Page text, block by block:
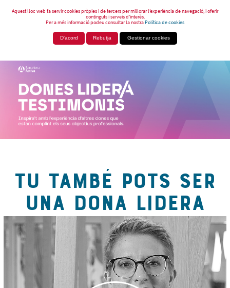
Aquest lloc web fa servir cookies pròpies i de tercers per millorar l’experiència de navegació, i oferir
continguts i serveis d’interès.
Per a més informació podeu consultar la nostraPolítica de cookies
D'acord Rebutja Gestionar cookies
TU TAMBÉ POTS SER
UNA DONA LIDERA